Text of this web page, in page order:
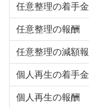
任意整理の着手金
任意整理の報酬
任意整理の減額
個人再生の着手金
個人再生の報酬